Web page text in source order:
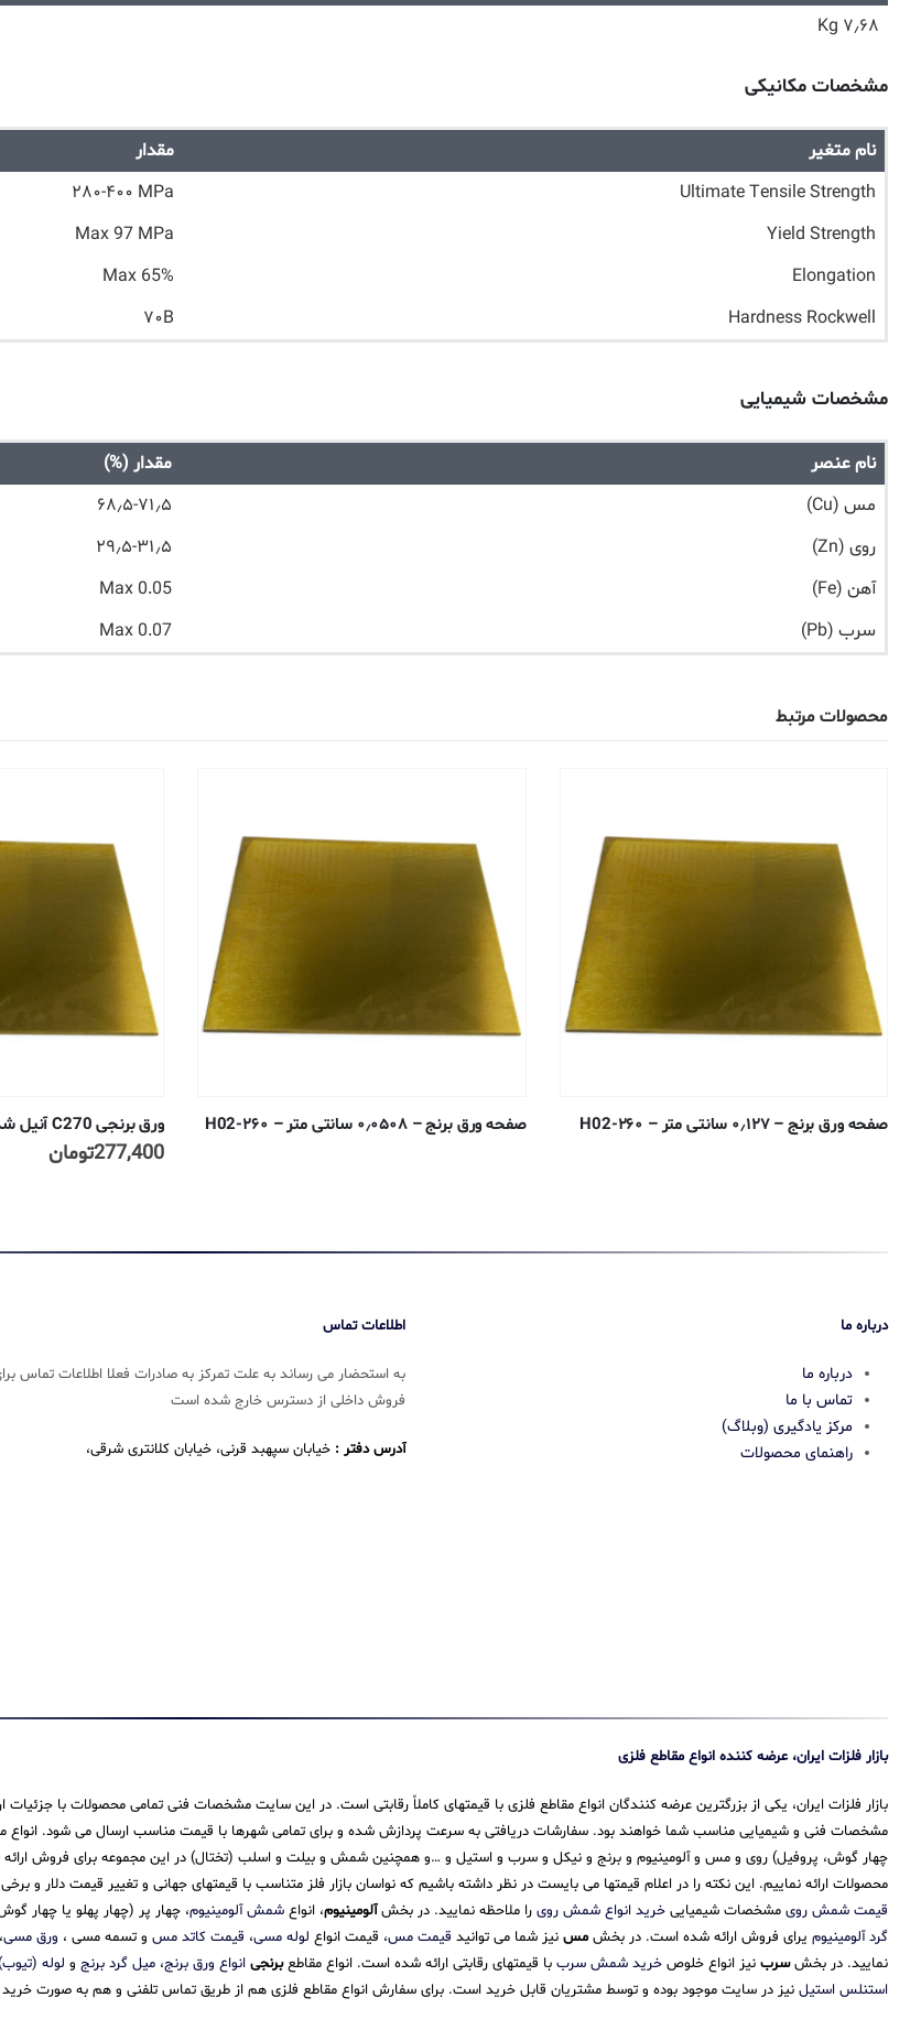
۷٫۶۸ Kg
مشخصات مکانیکی
نام متغیر
مقدار
Ultimate Tensile Strength
۲۸۰-۴۰۰ MPa
Yield Strength
Max 97 MPa
Elongation
Max 65%
Hardness Rockwell
۷۰B
مشخصات شیمیایی
نام عنصر
مقدار (%)
مس (Cu)
۶۸٫۵-۷۱٫۵
روی (Zn)
۲۹٫۵-۳۱٫۵
آهن (Fe)
Max 0.05
سرب (Pb)
Max 0.07
محصولات مرتبط
صفحه ورق برنج – ۰٫۱۲۷ سانتی متر – ۲۶۰-H02 صفحه ورق برنج – ۰٫۰۵۰۸ سانتی متر – ۲۶۰-H02 ورق برنجی C270 آنیل شده ضخامت ۰٫۸ میلیمتر
277,400تومان
درباره ما
درباره ما
تماس با ما
مرکز یادگیری (وبلاگ)
راهنمای محصولات
اطلاعات تماس
به استحضار می رساند به علت تمرکز به صادرات فعلا اطلاعات تماس
فروش داخلی از دسترس خارج شده است
آدرس دفتر : خیابان سپهبد قرنی، خیابان کلانتری شرقی،
بازار فلزات ایران، عرضه کننده انواع مقاطع فلزی
بازار فلزات ایران، یکی از بزرگترین عرضه کنندگان انواع مقاطع فلزی با قیمتهای کاملاً رقابتی است. در این سایت مشخصات فنی تمامی محصولات با
مشخصات فنی و شیمیایی مناسب شما خواهند بود. سفارشات دریافتی به سرعت پردازش شده و برای تمامی شهرها با قیمت مناسب ارسال می شود. انواع
چهار گوش، پروفیل) روی و مس و آلومینیوم و برنج و نیکل و سرب و استیل و …و همچنین شمش و بیلت و اسلب (تختال) در این مجموعه برای فروش ارائه
محصولات ارائه نماییم. این نکته را در اعلام قیمتها می بایست در نظر داشته باشیم که نواسان بازار فلز متناسب با قیمتهای جهانی و تغییر قیمت دلار و
قیمت شمش روی مشخصات شیمیایی خرید انواع شمش روی را ملاحظه نمایید. در بخشآلومینیوم، انواع شمش آلومینیوم، چهار پر (چهار پهلو یا
گرد آلومینیوم یرای فروش ارائه شده است. در بخشمس نیز شما می توانید قیمت مس، قیمت انواع لوله مسی، قیمت کاتد مس و تسمه مسی ، ورق مسی،
نمایید. در بخشسرب نیز انواع خلوص خرید شمش سرب با قیمتهای رقابتی ارائه شده است. انواع مقاطعبرنجی انواع ورق برنج، میل گرد برنج و لوله
استنلس استیل نیز در سایت موجود بوده و توسط مشتریان قابل خرید است. برای سفارش انواع مقاطع فلزی هم از طریق تماس تلفنی و هم به صورت خرید